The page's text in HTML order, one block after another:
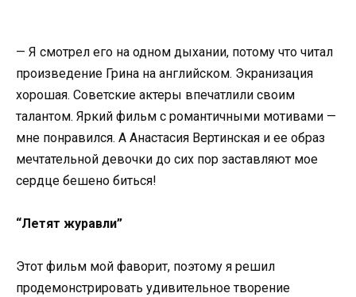
— Я смотрел его на одном дыхании, потому что читал
произведение Грина на английском. Экранизация
хорошая. Советские актеры впечатлили своим
талантом. Яркий фильм с романтичными мотивами —
мне понравился. А Анастасия Вертинская и ее образ
мечтательной девочки до сих пор заставляют мое
сердце бешено биться!
“Летят журавли”
Этот фильм мой фаворит, поэтому я решил
продемонстрировать удивительное творение